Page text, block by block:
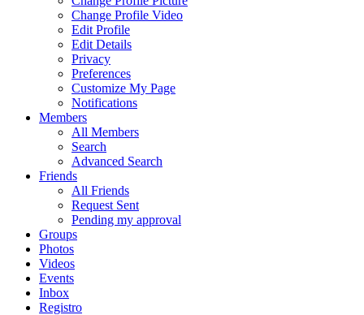
Change Profile Video
Edit Profile
Edit Details
Privacy
Preferences
Customize My Page
Notifications
Members
All Members
Search
Advanced Search
Friends
All Friends
Request Sent
Pending my approval
Groups
Photos
Videos
Events
Inbox
Registro